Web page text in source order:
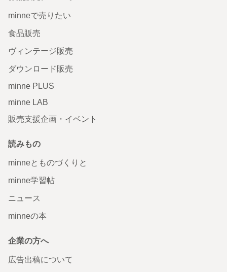
minneで売りたい
食品販売
ヴィンテージ販売
ダウンロード販売
minne PLUS
minne LAB
販売支援企画・イベント
読みもの
minneとものづくりと
minne学習帖
ニュース
minneの本
企業の方へ
広告出稿について